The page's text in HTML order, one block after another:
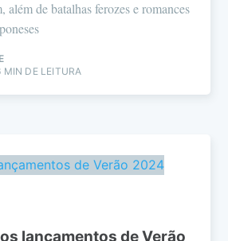
além de batalhas ferozes e romances
MIN DE LEITURA
lançamentos de Verão